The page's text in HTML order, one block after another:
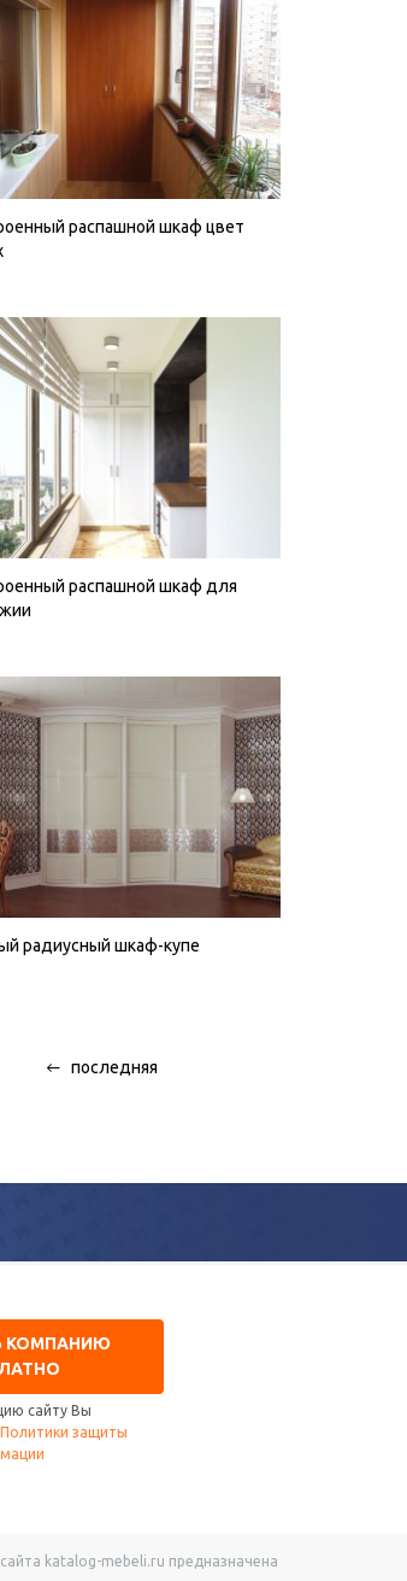
распашной шкаф цвет
распашной шкаф для
радиусный шкаф-купе
последняя
КОМПАНИЮ
сайту Вы
Политики защиты
katalog-mebeli.ru предназначена